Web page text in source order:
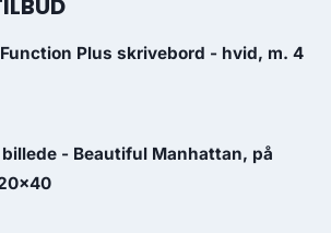
Plus skrivebord - hvid, m. 4
- Beautiful Manhattan, på